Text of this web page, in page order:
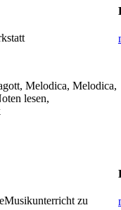
Melodica, Melodica,
lesen,
Musikunterricht zu